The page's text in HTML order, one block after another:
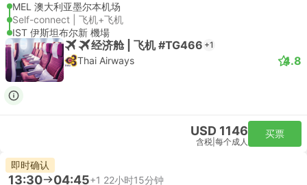
MEL 澳大利亚墨尔本机场
Self-connect | 飞机+飞机
IST 伊斯坦布尔新 機場
经济舱 | 飞机 #TG466 +1
Thai Airways 4.8
USD 1146
含税 每个成人
买票
即时确认
13:30 04:45+1 22小时15分钟